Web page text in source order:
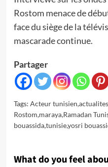
Rostom menace de
face du siège de la
mascarade continue.
Partager
Tags: Acteur tunisien,actualites
Rostom,maraya,Ramadan
bouassida,tunisie,yosri
What do you feel